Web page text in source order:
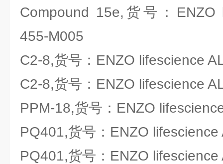
Compound 15e,货号：ENZO
455-M005
C2-8,货号：ENZO lifescience
C2-8,货号：ENZO lifescience
PPM-18,货号：ENZO
PQ401,货号：ENZO
PQ401,货号：ENZO